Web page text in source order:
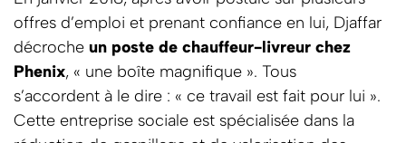
offres d’emploi et prenant confiance en lui, Djaffar
décroche un poste de chauffeur-livreur chez
Phenix, « une boîte magnifique ». Tous
s’accordent à le dire : « ce travail est fait pour lui ».
Cette entreprise sociale est spécialisée dans la